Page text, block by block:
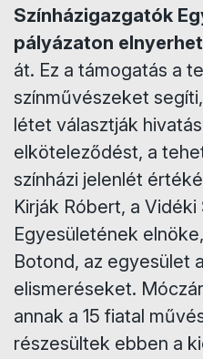
Színházigazgatók
pályázaton
át. Ez a támogatás a
színművészeket
létet választják
elköteleződést, a
színházi jelenlét
Kirják Róbert, a
Egyesületének
Botond, az egyesület
elismeréseket.
annak a 15 fiatal
részesültek ebben a